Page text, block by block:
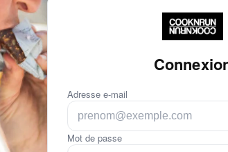
Adresse e-mail
Mot de passe